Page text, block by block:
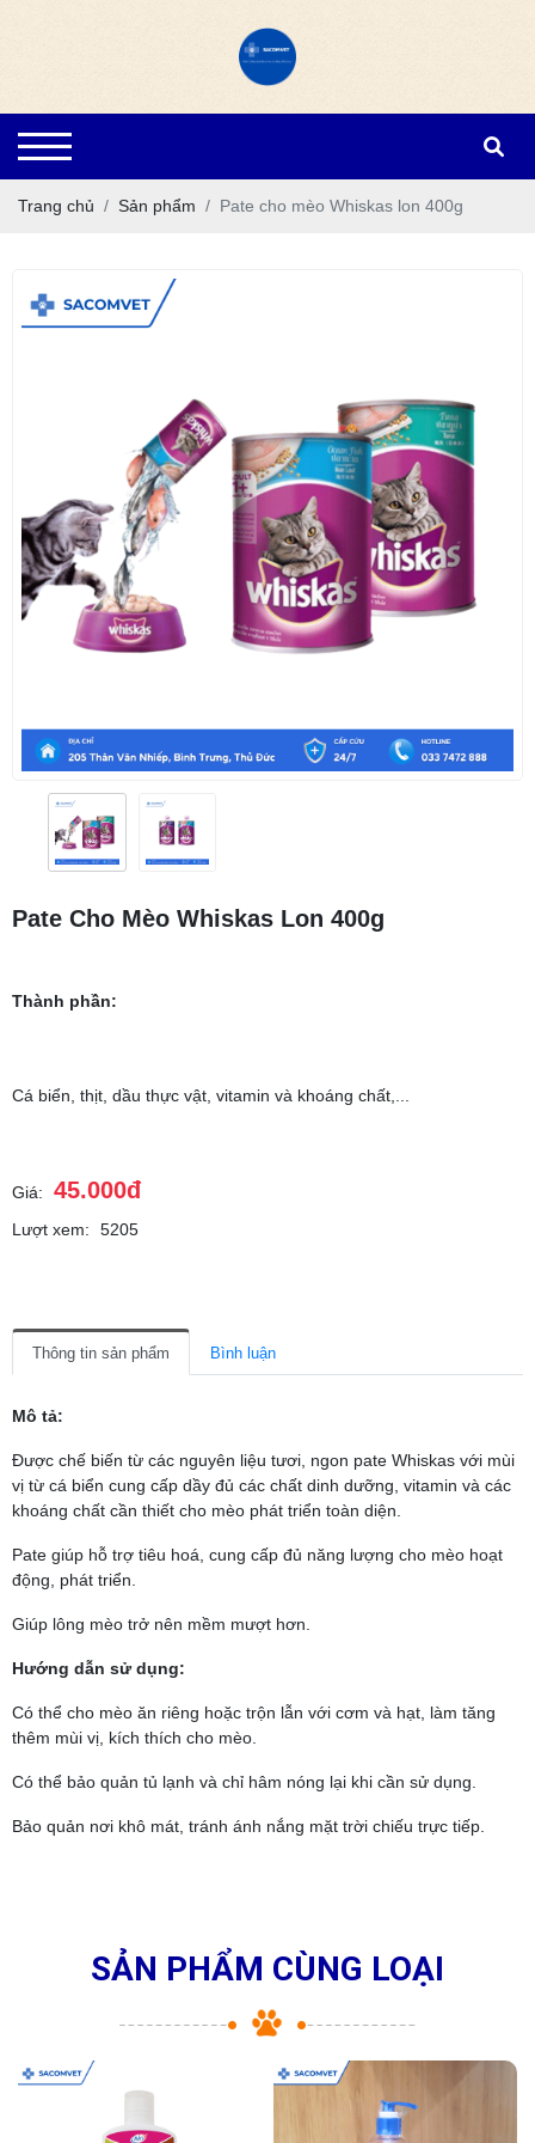
Trang chủ Sản phẩm Pate cho mèo Whiskas lon 400g
Pate Cho Mèo Whiskas Lon 400g
Thành phần:
Cá biển, thịt, dầu thực vật, vitamin và khoáng chất,...
Giá: 45.000đ
Lượt xem: 5205
Thông tin sản phẩm Bình luận
Mô tả:
Được chế biến từ các nguyên liệu tươi, ngon pate Whiskas với mùi
vị từ cá biển cung cấp dầy đủ các chất dinh dưỡng, vitamin và các
khoáng chất cần thiết cho mèo phát triển toàn diện.
Pate giúp hỗ trợ tiêu hoá, cung cấp đủ năng lượng cho mèo hoạt
động, phát triển.
Giúp lông mèo trở nên mềm mượt hơn.
Hướng dẫn sử dụng:
Có thể cho mèo ăn riêng hoặc trộn lẫn với cơm và hạt, làm tăng
thêm mùi vị, kích thích cho mèo.
Có thể bảo quản tủ lạnh và chỉ hâm nóng lại khi cần sử dụng.
Bảo quản nơi khô mát, tránh ánh nắng mặt trời chiếu trực tiếp.
SẢN PHẨM CÙNG LOẠI